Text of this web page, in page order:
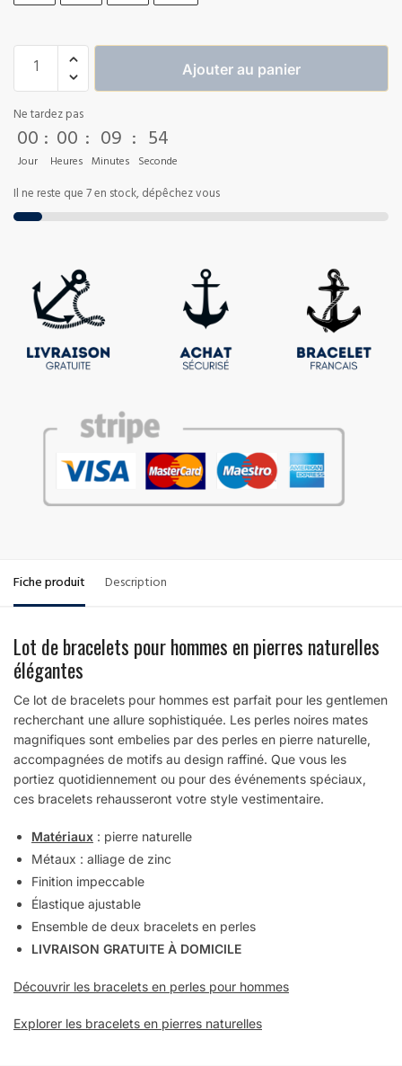
Ajouter au panier
Ne tardez pas
00
Jour
: 00
Heures
: 09
Minutes
: 53
Seconde
Il ne reste que 7 en stock, dépêchez vous
Fiche produit Description
Lot de bracelets pour hommes en pierres naturelles
élégantes
Ce lot de bracelets pour hommes est parfait pour les gentlemen
recherchant une allure sophistiquée. Les perles noires mates
magnifiques sont embelies par des perles en pierre naturelle,
accompagnées de motifs au design raffiné. Que vous les
portiez quotidiennement ou pour des événements spéciaux,
ces bracelets rehausseront votre style vestimentaire.
Matériaux : pierre naturelle
Métaux : alliage de zinc
Finition impeccable
Élastique ajustable
Ensemble de deux bracelets en perles
LIVRAISON GRATUITE À DOMICILE
Découvrir les bracelets en perles pour hommes
Explorer les bracelets en pierres naturelles